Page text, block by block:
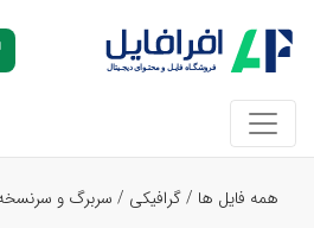
همه فایل ها /گرافیکی / سربرگ و